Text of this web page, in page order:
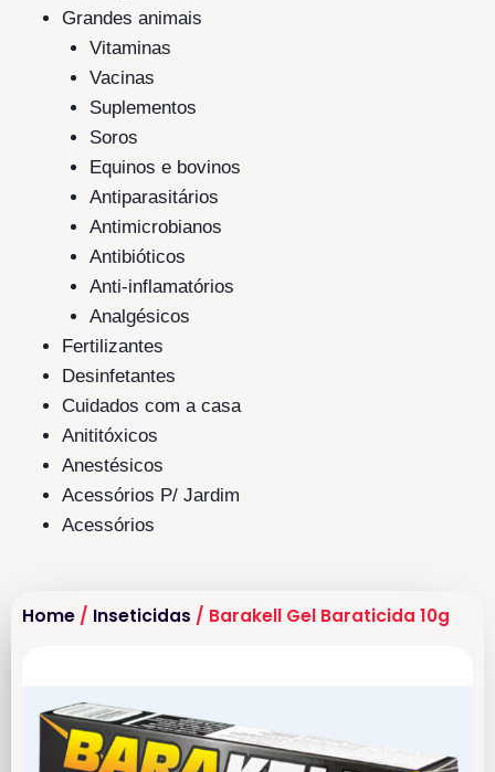
Grandes animais
Vitaminas
Vacinas
Suplementos
Soros
Equinos e bovinos
Antiparasitários
Antimicrobianos
Antibióticos
Anti-inflamatórios
Analgésicos
Fertilizantes
Desinfetantes
Cuidados com a casa
Anititóxicos
Anestésicos
Acessórios P/ Jardim
Acessórios
Home / Inseticidas / Barakell Gel Baraticida 10g